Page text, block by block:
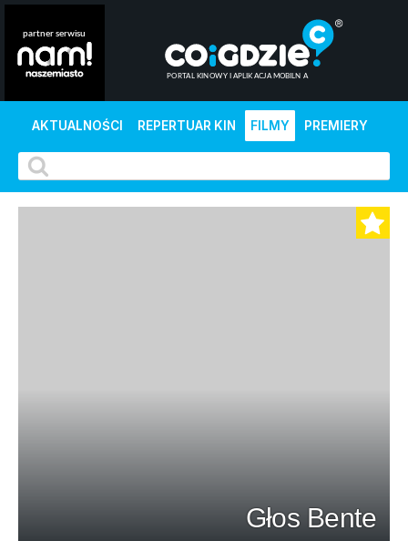
AKTUALNOŚCI REPERTUAR KIN FILMY PREMIERY
Głos Bente